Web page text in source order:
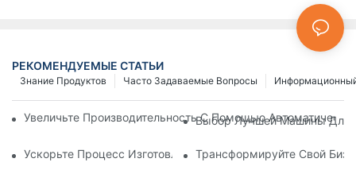
РЕКОМЕНДУЕМЫЕ СТАТЬИ
Часто Задаваемые Вопросы
Знание Продуктов
Увеличьте Производительность С ПомощьюВыбор Лучшей Машины Для
Ускорьте Процесс Изготовления Застежек-Молний С
Трансформируйте Свой